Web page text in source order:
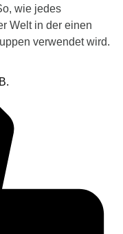
wie jedes
Welt in der einen
verwendet wird.